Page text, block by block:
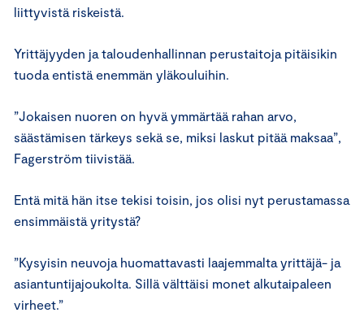
liittyvistä riskeistä.
Yrittäjyyden ja taloudenhallinnan perustaitoja pitäisikin
tuoda entistä enemmän yläkouluihin.
”Jokaisen nuoren on hyvä ymmärtää rahan arvo,
säästämisen tärkeys sekä se, miksi laskut pitää maksaa”,
Fagerström tiivistää.
Entä mitä hän itse tekisi toisin, jos olisi nyt perustamassa
ensimmäistä yritystä?
”Kysyisin neuvoja huomattavasti laajemmalta yrittäjä- ja
asiantuntijajoukolta. Sillä välttäisi monet alkutaipaleen
virheet.”